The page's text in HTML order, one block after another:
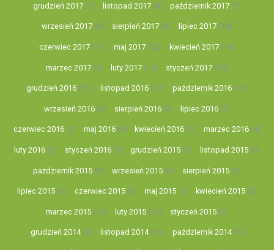
grudzień 2017(7) listopad 2017(8) październik 2017 (7)
wrzesień 2017 (6) sierpień 2017 (8) lipiec 2017(18)
czerwiec 2017 (11) maj 2017 (12) kwiecień 2017(10)
marzec 2017 (4) luty 2017 (15) styczeń 2017(19)
grudzień 2016 (11) listopad 2016 (17) październik 2016(13)
wrzesień 2016(3) sierpień 2016(3) lipiec 2016 (3)
czerwiec 2016(3) maj 2016(3) kwiecień 2016 (5) marzec 2016 (4)
luty 2016(5) styczeń 2016(5) grudzień 2015 (3) listopad 2015 (8)
październik 2015 (9) wrzesień 2015 (3) sierpień 2015(4)
lipiec 2015(4) czerwiec 2015(5) maj 2015 (5) kwiecień 2015 (5)
marzec 2015 (10) luty 2015 (10) styczeń 2015(3)
grudzień 2014(9) listopad 2014(13) październik 2014(7)